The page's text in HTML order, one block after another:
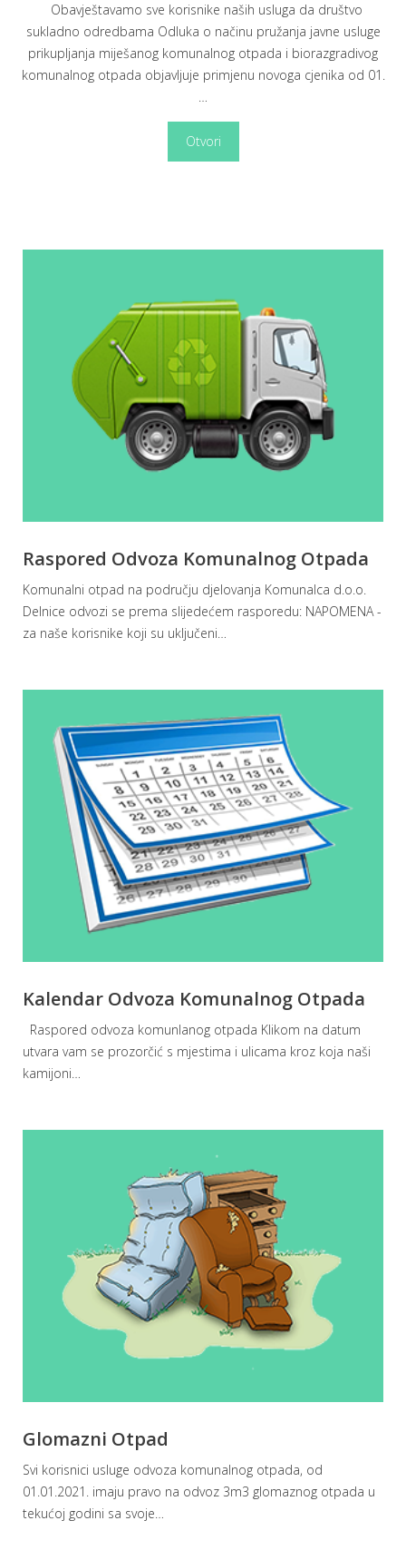
Obavještavamo sve korisnike naših usluga da društvo
sukladno odredbama Odluka o načinu pružanja javne usluge
prikupljanja miješanog komunalnog otpada i biorazgradivog
komunalnog otpada objavljuje primjenu novoga cjenika od 01.
…
Otvori
Raspored Odvoza Komunalnog Otpada
Komunalni otpad na području djelovanja Komunalca d.o.o.
Delnice odvozi se prema slijedećem rasporedu: NAPOMENA -
za naše korisnike koji su uključeni…
Kalendar Odvoza Komunalnog Otpada
Raspored odvoza komunlanog otpada Klikom na datum
utvara vam se prozorčić s mjestima i ulicama kroz koja naši
kamijoni…
Glomazni Otpad
Svi korisnici usluge odvoza komunalnog otpada, od
01.01.2021. imaju pravo na odvoz 3m3 glomaznog otpada u
tekućoj godini sa svoje…